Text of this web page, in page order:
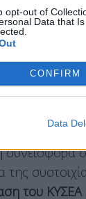
opt-out of
Data that
CONFIRM
Data
που
ευρωπαϊκές
συνεισφορά
του ΚΥΣΕΑ